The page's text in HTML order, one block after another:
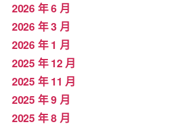
2026 年 6 月
2026 年 3 月
2026 年 1 月
2025 年 12 月
2025 年 11 月
2025 年 9 月
2025 年 8 月